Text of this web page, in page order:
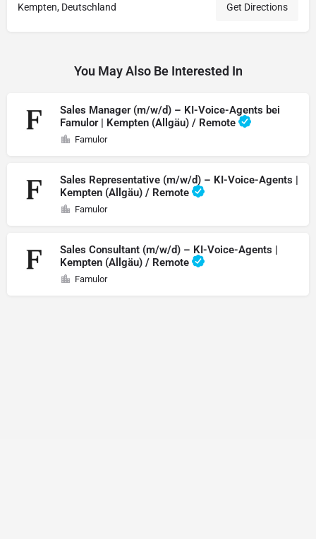
Kempten, Deutschland Get Directions
You May Also Be Interested In
Sales Manager (m/w/d) – KI-Voice-Agents bei
Famulor | Kempten (Allgäu) / Remote
Famulor
Sales Representative (m/w/d) – KI-Voice-Agents |
Kempten (Allgäu) / Remote
Famulor
Sales Consultant (m/w/d) – KI-Voice-Agents |
Kempten (Allgäu) / Remote
Famulor